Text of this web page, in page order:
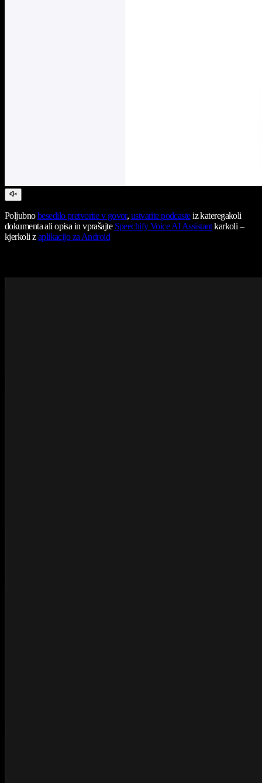
Poljubnobesedilo pretvorite v govor, ustvarite podcasteiz kateregakoli
dokumenta ali opisa in vprašajte Speechify Voice AI Assistantkarkoli –
kjerkoli zaplikacijo za Android